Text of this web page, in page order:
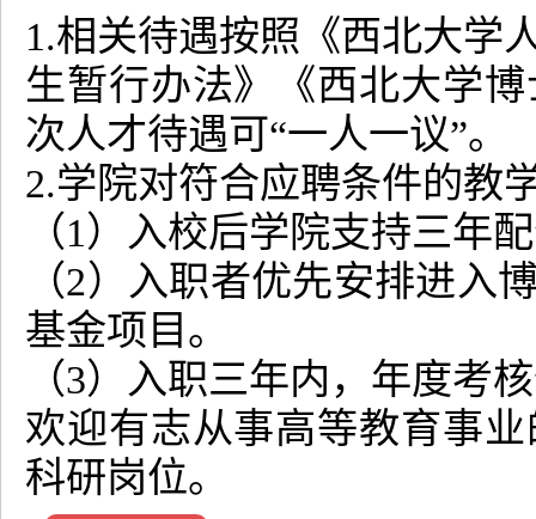
1.相关待遇按照《西北大学
生暂行办法》《西北大学
次人才待遇可“一人一议”。
2.学院对符合应聘条件的教
（1）入校后学院支持三年
（2）入职者优先安排进入
基金项目。
（3）入职三年内，年度考
欢迎有志从事高等教育事
科研岗位。